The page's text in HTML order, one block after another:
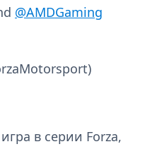
@AMDGaming
в серии Forza,